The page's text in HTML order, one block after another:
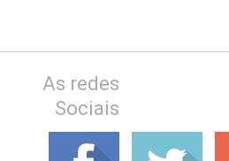
As redes
Sociais